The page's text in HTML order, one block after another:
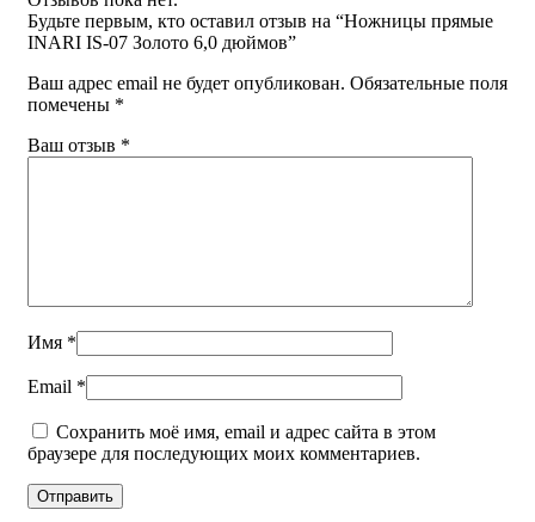
Будьте первым, кто оставил отзыв на “Ножницы прямые
INARI IS-07 Золото 6,0 дюймов”
Ваш адрес email не будет опубликован. Обязательные поля
помечены *
Ваш отзыв *
Имя *
Email *
Сохранить моё имя, email и адрес сайта в этом
браузере для последующих моих комментариев.